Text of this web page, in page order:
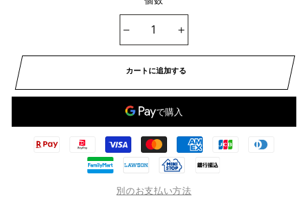
カートに追加する
別のお支払い方法